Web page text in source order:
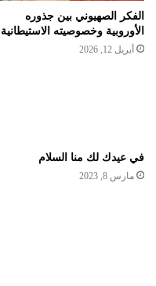
الفكر الصهيوني بين جذوره
الأوروبية وخصوصيته الاستيطانية
أبريل 12, 2026
في عيدك لك منا السلام
مارس 8, 2023